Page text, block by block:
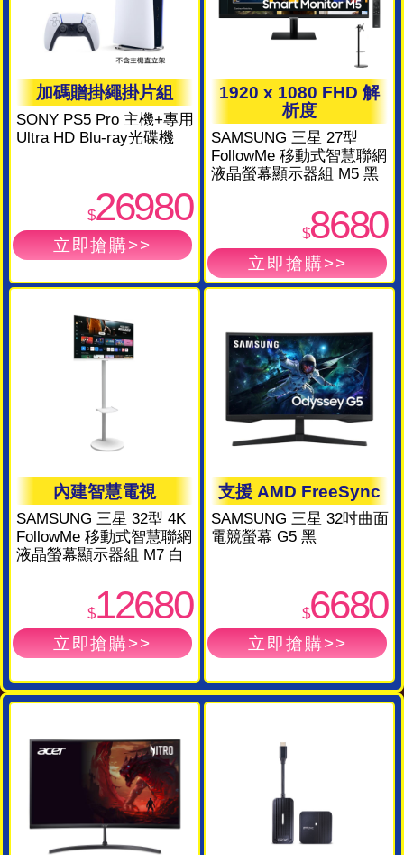
加碼贈掛繩掛片組
SONY PS5 Pro 主機+專用
Ultra HD Blu-ray光碟機
$26980
1920 x 1080 FHD 解
析度
SAMSUNG 三星 27型
FollowMe 移動式智慧聯網
液晶螢幕顯示器組 M5 黑
$8680
內建智慧電視
SAMSUNG 三星 32型 4K
FollowMe 移動式智慧聯網
液晶螢幕顯示器組 M7 白
$12680
支援 AMD FreeSync
SAMSUNG 三星 32吋曲面
電競螢幕 G5 黑
$6680